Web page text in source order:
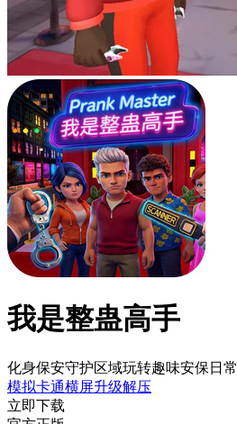
我是整蛊高手
化身保安守护区域玩转趣味安保日常
模拟卡通横屏升级解压
立即下载